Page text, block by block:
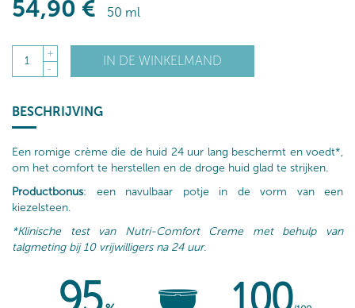
54,90 € 50 ml
1
+
-
IN DE WINKELMAND
BESCHRIJVING
Een romige crème die de huid 24 uur lang beschermt en voedt*,
om het comfort te herstellen en de droge huid glad te strijken.
Productbonus: een navulbaar potje in de vorm van een
kiezelsteen.
*Klinische test van Nutri-Comfort Creme met behulp van
talgmeting bij 10 vrijwilligers na 24 uur.